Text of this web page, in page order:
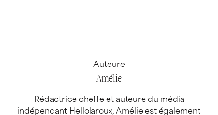
Auteure
Amélie
Rédactrice cheffe et auteure du média
indépendant Hellolaroux, Amélie est également